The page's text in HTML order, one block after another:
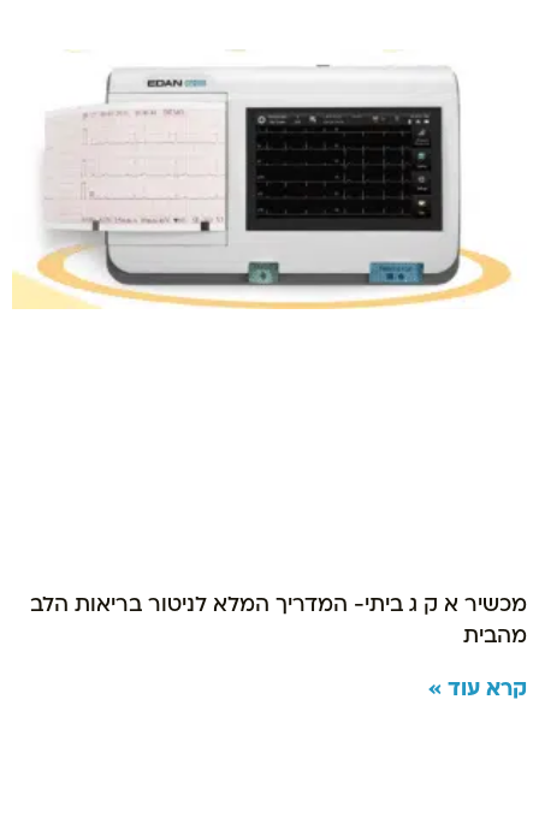
מכשיר א ק ג ביתי- המדריך המלא לניטור בריאות הלב
מהבית
קרא עוד »